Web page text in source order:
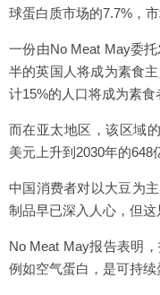
球蛋白质市场的7.7%，
一份由No Meat May委
半的英国人将成为素食
计15%的人口将成为素食
而在亚太地区，该区域
美元上升到2030年的648
中国消费者对以大豆为
制品早已深入人心，但这
No Meat May报告表明
例如空气蛋白，是可持续